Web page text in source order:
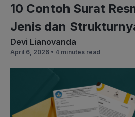
10 Contoh Surat
Jenis dan
Devi Lianovanda
April 6, 2026 • 4 minutes read